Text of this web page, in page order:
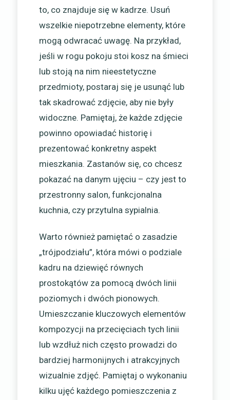
to, co znajduje się w kadrze. Usuń
wszelkie niepotrzebne elementy, które
mogą odwracać uwagę. Na przykład,
jeśli w rogu pokoju stoi kosz na śmieci
lub stoją na nim nieestetyczne
przedmioty, postaraj się je usunąć lub
tak skadrować zdjęcie, aby nie były
widoczne. Pamiętaj, że każde zdjęcie
powinno opowiadać historię i
prezentować konkretny aspekt
mieszkania. Zastanów się, co chcesz
pokazać na danym ujęciu – czy jest to
przestronny salon, funkcjonalna
kuchnia, czy przytulna sypialnia.
Warto również pamiętać o zasadzie
„trójpodziału”, która mówi o podziale
kadru na dziewięć równych
prostokątów za pomocą dwóch linii
poziomych i dwóch pionowych.
Umieszczanie kluczowych elementów
kompozycji na przecięciach tych linii
lub wzdłuż nich często prowadzi do
bardziej harmonijnych i atrakcyjnych
wizualnie zdjęć. Pamiętaj o wykonaniu
kilku ujęć każdego pomieszczenia z